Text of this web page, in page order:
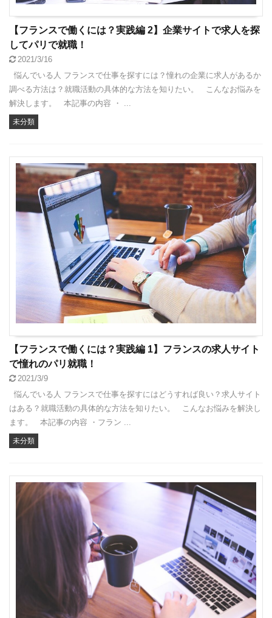
【フランスで働くには？実践編 2】企業サイトで求人を探
してパリで就職！
2021/3/16
悩んでいる人 フランスで仕事を探すには？憧れの企業に求人があるか
調べる方法は？就職活動の具体的な方法を知りたい。 こんなお悩みを
解決します。 本記事の内容 ・ ...
未分類
【フランスで働くには？実践編 1】フランスの求人サイト
で憧れのパリ就職！
2021/3/9
悩んでいる人 フランスで仕事を探すにはどうすれば良い？求人サイト
はある？就職活動の具体的な方法を知りたい。 こんなお悩みを解決し
ます。 本記事の内容 ・フラン ...
未分類